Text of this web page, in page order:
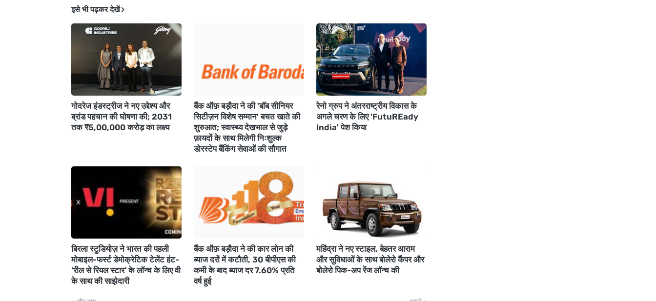
इसे भी पढ़कर देखें
गोदरेज इंडस्ट्रीज ने नए उद्देश्य और
ब्रांड पहचान की घोषणा की; 2031
तक ₹5,00,000 करोड़ का लक्ष्य
बैंक ऑफ़ बड़ौदा ने की 'बॉब सीनियर
सिटीज़न विशेष सम्मान' बचत खाते की
शुरुआत; स्वास्थ्य देखभाल से जुड़े
फ़ायदों के साथ मिलेगी निःशुल्क
डोरस्टेप बैंकिंग सेवाओं की सौगात
रेनो ग्रुप ने अंतरराष्ट्रीय विकास के
अगले चरण के लिए 'FutuREady
India' पेश किया
बिरला स्टुडियोज़ ने भारत की पहली
मोबाइल-फर्स्ट डेमोक्रेटिक टेलेंट हंट-
‘रील से रियल स्टार’ के लॉन्च के लिए वी
के साथ की साझेदारी
बैंक ऑफ़ बड़ौदा ने की कार लोन की
ब्याज दरों में कटौती, 30 बीपीएस की
कमी के बाद ब्याज दर 7.60% प्रति
वर्ष हुई
महिंद्रा ने नए स्टाइल, बेहतर आराम
और सुविधाओं के साथ बोलेरो कैंपर और
बोलेरो पिक-अप रेंज लॉन्च की